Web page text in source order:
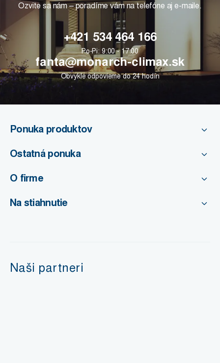
Ozvite sa nám – poradíme vám na telefóne aj e-maile.
+421 534 464 166
Po-Pi: 9:00 - 17:00
fanta@monarch-climax.sk
Obvykle odpovieme do 24 hodín
Ponuka produktov
Ostatná ponuka
O firme
Na stiahnutie
Naši partneri